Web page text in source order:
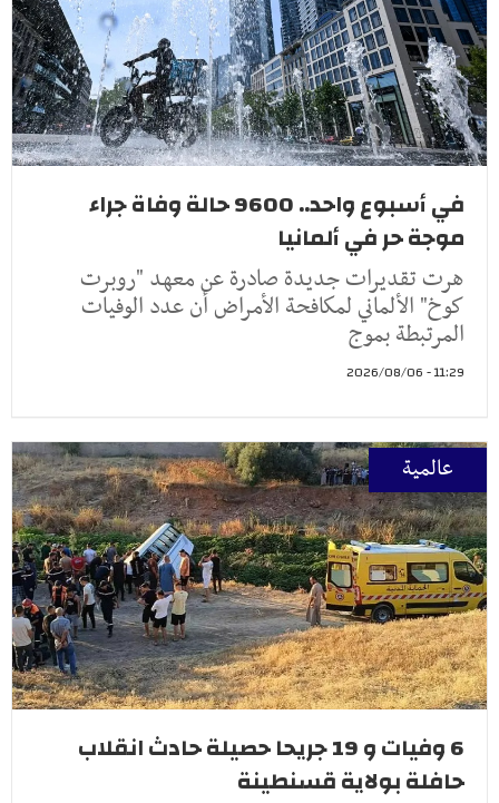
في أسبوع واحد.. 9600 حالة وفاة جراء
موجة حر في ألمانيا
هرت تقديرات جديدة صادرة عن معهد "روبرت
كوخ" الألماني لمكافحة الأمراض أن عدد الوفيات
المرتبطة بموج
11:29 - 2026/08/06
عالمية
6 وفيات و 19 جريحا حصيلة حادث انقلاب
حافلة بولاية قسنطينة